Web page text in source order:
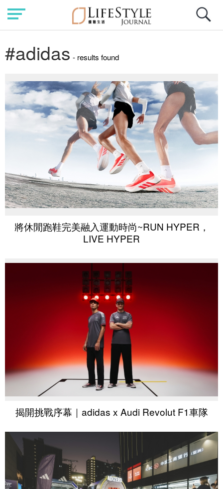
#adidas - results found
將休閒跑鞋完美融入運動時尚~RUN HYPER，
LIVE HYPER
揭開挑戰序幕｜adidas x Audi Revolut F1車隊